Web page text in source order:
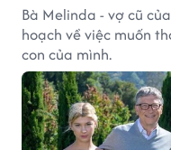
Bà Melinda - vợ cũ
hoạch về việc muốn
con của mình.